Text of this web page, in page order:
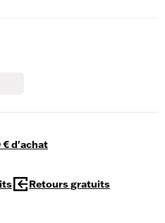
€ d'achat
Retours gratuits